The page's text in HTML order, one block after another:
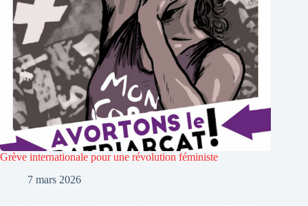
Grève internationale pour une révolution féministe
7 mars 2026